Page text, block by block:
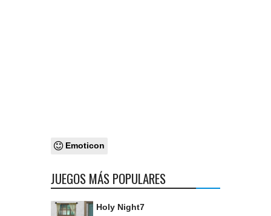
Emoticon
JUEGOS MÁS POPULARES
Holy Night7